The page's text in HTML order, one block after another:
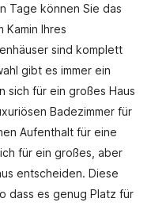
Tage können Sie das
Kamin Ihres
sind komplett
gibt es immer ein
sich für ein großes Haus
Badezimmer für
Aufenthalt für eine
für ein großes, aber
entscheiden. Diese
dass es genug Platz für